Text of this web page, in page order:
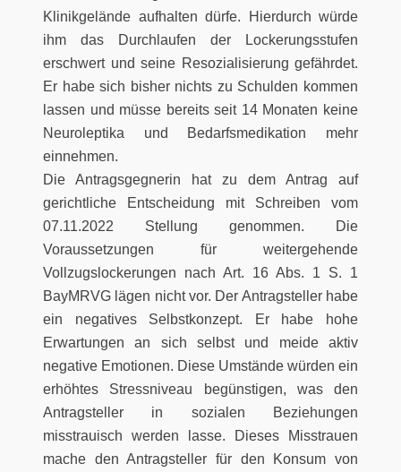
Klinikgelände aufhalten dürfe. Hierdurch würde
ihm das Durchlaufen der Lockerungsstufen
erschwert und seine Resozialisierung gefährdet.
Er habe sich bisher nichts zu Schulden kommen
lassen und müsse bereits seit 14 Monaten keine
Neuroleptika und Bedarfsmedikation mehr
einnehmen.
Die Antragsgegnerin hat zu dem Antrag auf
gerichtliche Entscheidung mit Schreiben vom
07.11.2022 Stellung genommen. Die
Voraussetzungen für weitergehende
Vollzugslockerungen nach Art. 16 Abs. 1 S. 1
BayMRVG lägen nicht vor. Der Antragsteller habe
ein negatives Selbstkonzept. Er habe hohe
Erwartungen an sich selbst und meide aktiv
negative Emotionen. Diese Umstände würden ein
erhöhtes Stressniveau begünstigen, was den
Antragsteller in sozialen Beziehungen
misstrauisch werden lasse. Dieses Misstrauen
mache den Antragsteller für den Konsum von